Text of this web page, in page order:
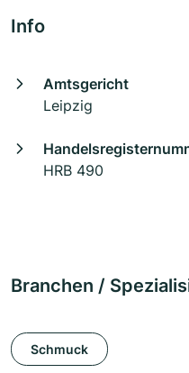
Info
Amtsgericht
Leipzig
HRB 490
Branchen /
Schmuck